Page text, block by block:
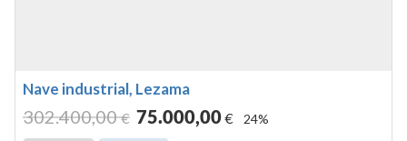
Nave industrial, Lezama
302.400,00 € 75.000,00€ 24%